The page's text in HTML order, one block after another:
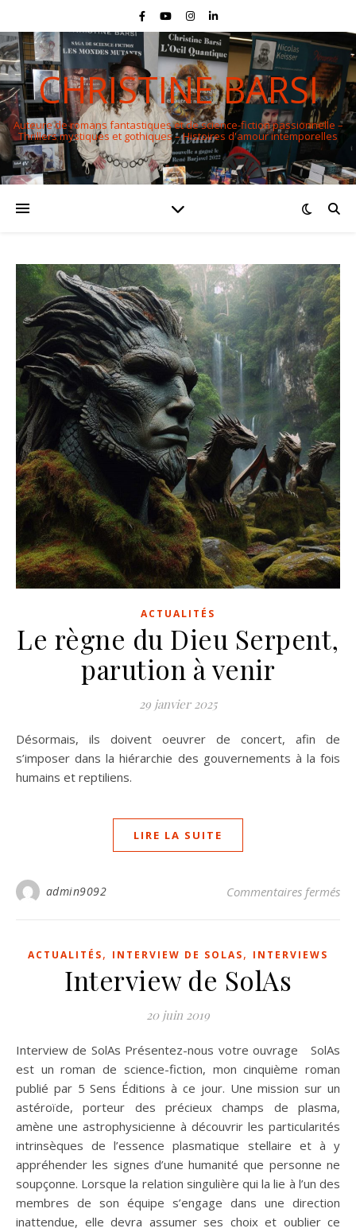
CHRISTINE BARSI
Auteure de romans fantastiques et de science-fiction passionnelle –
Thrillers mystiques et gothiques – Histoires d'amour intemporelles
ACTUALITÉS
Le règne du Dieu Serpent,
parution à venir
29 janvier 2025
Désormais, ils doivent oeuvrer de concert, afin de
s’imposer dans la hiérarchie des gouvernements à la fois
humains et reptiliens.
LIRE LA SUITE
admin9092 Commentaires fermés
ACTUALITÉS, INTERVIEW DE SOLAS, INTERVIEWS
Interview de SolAs
20 juin 2019
Interview de SolAs Présentez-nous votre ouvrage SolAs
est un roman de science-fiction, mon cinquième roman
publié par 5 Sens Éditions à ce jour. Une mission sur un
astéroïde, porteur des précieux champs de plasma,
amène une astrophysicienne à découvrir les particularités
intrinsèques de l’essence plasmatique stellaire et à y
appréhender les signes d’une humanité que personne ne
soupçonne. Lorsque la relation singulière qui la lie à l’un des
membres de son équipe s’engage dans une direction
inattendue, elle devra assumer ses choix et oublier ce